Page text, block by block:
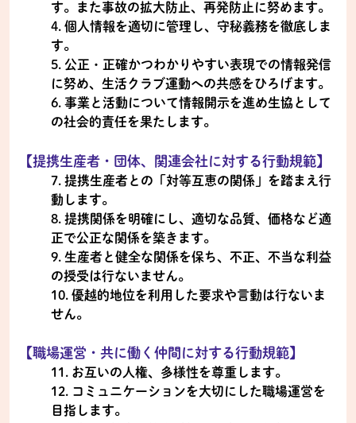
す。また事故の拡大防止、再発防止に努めます。
4. 個人情報を適切に管理し、守秘義務を徹底しま
す。
5. 公正・正確かつわかりやすい表現での情報発信
に努め、生活クラブ運動への共感をひろげます。
6. 事業と活動について情報開示を進め生協として
の社会的責任を果たします。
【提携生産者・団体、関連会社に対する行動規範】
7. 提携生産者との「対等互恵の関係」を踏まえ行
動します。
8. 提携関係を明確にし、適切な品質、価格など適
正で公正な関係を築きます。
9. 生産者と健全な関係を保ち、不正、不当な利益
の授受は行ないません。
10. 優越的地位を利用した要求や言動は行ないま
せん。
【職場運営・共に働く仲間に対する行動規範】
11. お互いの人権、多様性を尊重します。
12. コミュニケーションを大切にした職場運営を
目指します。